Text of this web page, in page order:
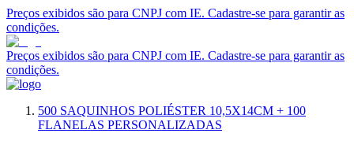
Preços exibidos são para CNPJ com IE. Cadastre-se para garantir as
condições.
Preços exibidos são para CNPJ com IE. Cadastre-se para garantir as
condições.
500 SAQUINHOS POLIÉSTER 10,5X14CM + 100
FLANELAS PERSONALIZADAS